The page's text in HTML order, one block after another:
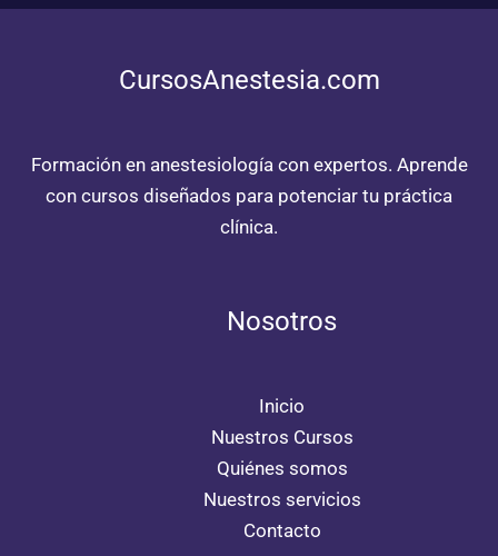
CursosAnestesia.com
Formación en anestesiología con expertos. Aprende
con cursos diseñados para potenciar tu práctica
clínica.
Nosotros
Inicio
Nuestros Cursos
Quiénes somos
Nuestros servicios
Contacto